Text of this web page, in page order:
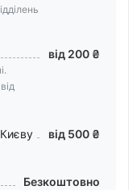
від 200 ₴
від 500 ₴
Безкоштовно